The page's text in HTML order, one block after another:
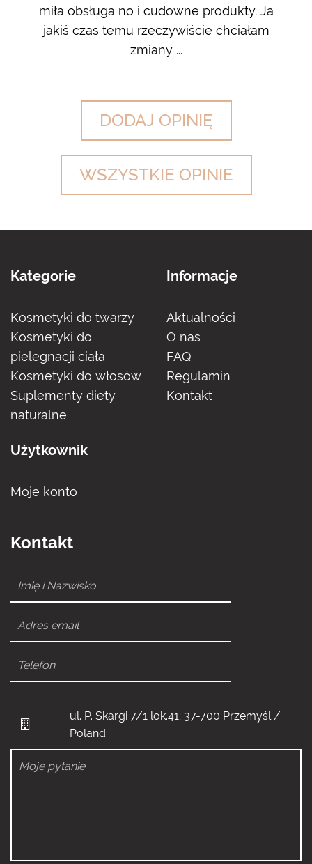
miła obsługa no i cudowne produkty. Ja
jakiś czas temu rzeczywiście chciałam
zmiany ...
DODAJ OPINIĘ
WSZYSTKIE OPINIE
Kategorie
Kosmetyki do twarzy
Kosmetyki do
pielegnacji ciała
Kosmetyki do włosów
Suplementy diety
naturalne
Informacje
Aktualności
O nas
FAQ
Regulamin
Kontakt
Użytkownik
Moje konto
Kontakt
ul. P. Skargi 7/1 lok.41; 37-700 Przemyśl /
Poland